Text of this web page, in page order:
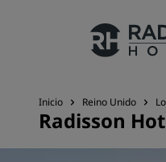
Nuestras marcas
Inicio Reino Unido
Radisson